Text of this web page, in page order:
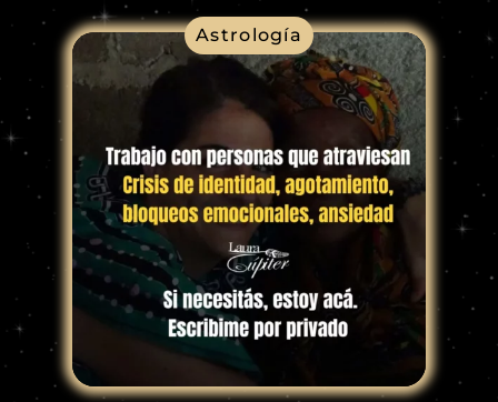
Astrología